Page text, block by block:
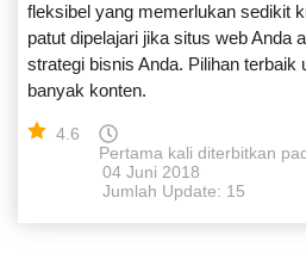
fleksibel yang memerlukan sedikit
patut dipelajari jika situs web Anda
strategi bisnis Anda. Pilihan terbaik
banyak konten.
4.6
Pertama kali diterbitkan
04 Juni 2018
Jumlah Update: 15